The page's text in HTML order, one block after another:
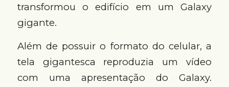
transformou o edifício em um Galaxy
gigante.
Além de possuir o formato do celular, a
tela gigantesca reproduzia um vídeo
com uma apresentação do Galaxy.